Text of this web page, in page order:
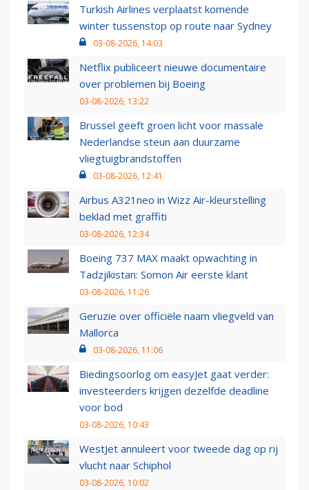
Turkish Airlines verplaatst komende
winter tussenstop op route naar Sydney
03-08-2026, 14:03
Netflix publiceert nieuwe documentaire
over problemen bij Boeing
03-08-2026, 13:22
Brussel geeft groen licht voor massale
Nederlandse steun aan duurzame
vliegtuigbrandstoffen
03-08-2026, 12:41
Airbus A321neo in Wizz Air-kleurstelling
beklad met graffiti
03-08-2026, 12:34
Boeing 737 MAX maakt opwachting in
Tadzjikistan: Somon Air eerste klant
03-08-2026, 11:26
Geruzie over officiële naam vliegveld van
Mallorca
03-08-2026, 11:06
Biedingsoorlog om easyJet gaat verder:
investeerders krijgen dezelfde deadline
voor bod
03-08-2026, 10:43
WestJet annuleert voor tweede dag op rij
vlucht naar Schiphol
03-08-2026, 10:02